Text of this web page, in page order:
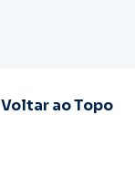
Voltar ao Topo